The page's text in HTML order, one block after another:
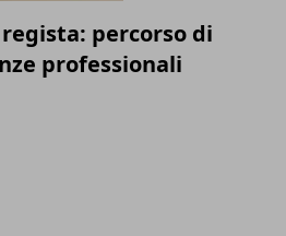
percorso di
professionali